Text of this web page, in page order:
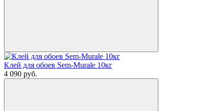
Клей для обоев Sem-Murale 10кг
4 090 руб.